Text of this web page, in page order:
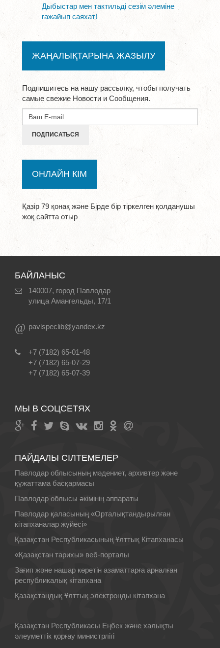
Дыбыстар мен тактильді сезім әлеміне
ғажайып саяхат!
ЖАҢАЛЫҚТАРЫНА ЖАЗЫЛУ
Подпишитесь на нашу рассылку, чтобы получать
самые свежие Новости и Сообщения.
ПОДПИСАТЬСЯ
ОНЛАЙН КІМ
Қазір 79 қонақ және Бірде бір тіркелген қолданушы
жоқ сайтта отыр
БАЙЛАНЫС
140007, город Павлодар
улица Амангельды, 17/1
@ pavlspeclib@yandex.kz
+7 (7182) 65-01-48
+7 (7182) 65-07-29
+7 (7182) 65-07-39
МЫ В СОЦСЕТЯХ
ПАЙДАЛЫ СІЛТЕМЕЛЕР
Павлодар облысының мәдениет, архивтер және
құжаттама басқармасы
Павлодар облысы әкімінің аппараты
Павлодар қаласының «Орталықтандырылған
кітапханалар жүйесі»
Қазақстан Республикасының Ұлттық Кiтапханасы
«Қазақстан тарихы» веб-порталы
Зағип және нашар көретін азаматтарға арналған
республикалық кітапхана
Қазақстандық Ұлттық электронды кітапхана
Қазақстан Республикасы Еңбек және халықты
әлеуметтік қорғау министрлігі